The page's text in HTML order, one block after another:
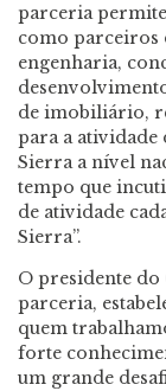
parceria
como parceiros
engenharia,
de imobiliário,
para a atividade
Sierra a nível
tempo que
de atividade
Sierra”.
O presidente
parceria,
quem
forte
um grande